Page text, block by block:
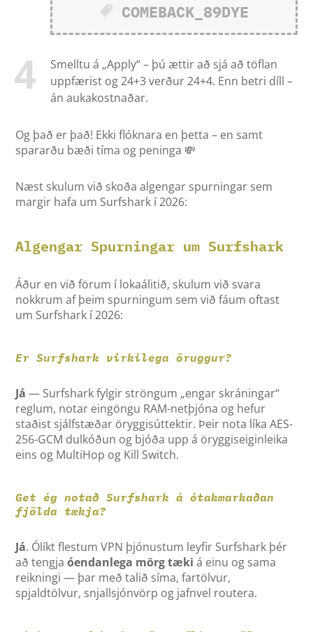
COMEBACK_89DYE
Smelltu á „Apply“ – þú ættir að sjá að töflan
uppfærist og 24+3 verður 24+4. Enn betri díll –
án aukakostnaðar.
Og það er það! Ekki flóknara en þetta – en samt
spararðu bæði tíma og peninga 💸
Næst skulum við skoða algengar spurningar sem
margir hafa um Surfshark í 2026:
Algengar Spurningar um Surfshark
Áður en við förum í lokaálitið, skulum við svara
nokkrum af þeim spurningum sem við fáum oftast
um Surfshark í 2026:
Er Surfshark virkilega öruggur?
Já — Surfshark fylgir ströngum „engar skráningar“
reglum, notar eingöngu RAM-netþjóna og hefur
staðist sjálfstæðar öryggisúttektir. Þeir nota líka AES-
256-GCM dulkóðun og bjóða upp á öryggiseiginleika
eins og MultiHop og Kill Switch.
Get ég notað Surfshark á ótakmarkaðan
fjölda tækja?
Já. Ólíkt flestum VPN þjónustum leyfir Surfshark þér
að tengjaóendanlega mörg tæki á einu og sama
reikningi — þar með talið síma, fartölvur,
spjaldtölvur, snjallsjónvörp og jafnvel routera.